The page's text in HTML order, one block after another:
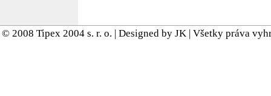
© 2008 Tipex 2004 s. r. o. | Designed by JK | Všetky práva